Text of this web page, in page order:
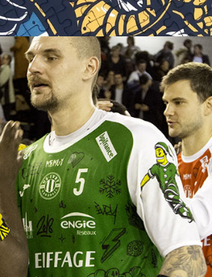
Kekli X USI X Secours Pop